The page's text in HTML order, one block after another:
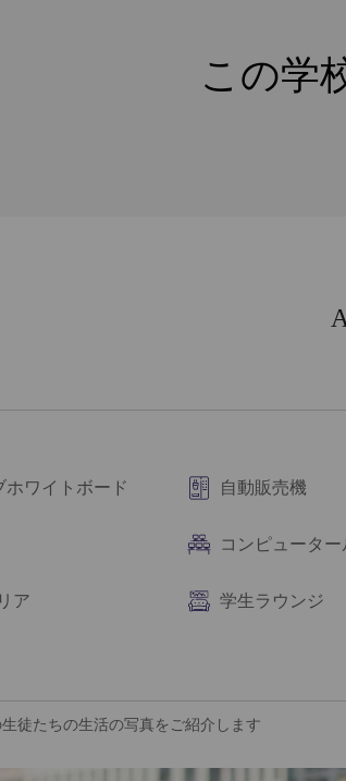
この学
ホワイトボード 自動販売機
コンピュータ
ア 学生ラウンジ
徒たちの生活の写真をご紹介します